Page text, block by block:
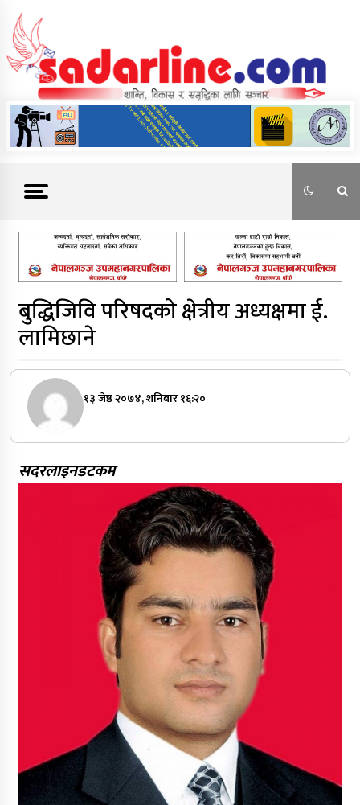
content
News For Nepal
बुद्धिजिवि परिषदको क्षेत्रीय अध्यक्षमा ई.
लामिछाने
१३ जेष्ठ २०७४, शनिबार १६:२०
सदरलाइनडटकम